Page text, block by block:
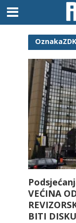
OznakaZDK
VEĆINA
BITI